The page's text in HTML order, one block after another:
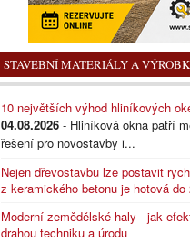
STAVEBNÍ MATERIÁLY A
10 největších výhod hliníkových
04.08.2026 - Hliníková okna patří
řešení pro novostavby i...
Nejen dřevostavbu lze postavit
z keramického betonu je hotová do
Moderní zemědělské haly - jak
drahou techniku a úrodu